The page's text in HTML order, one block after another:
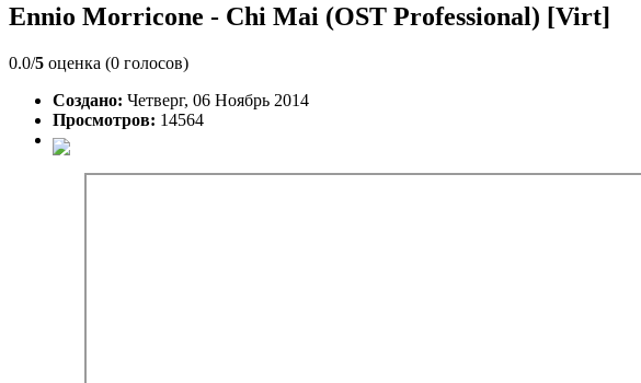
Ennio Morricone - Chi Mai (OST Professional) [Virt]
0.0/5 оценка (0 голосов)
Создано: Четверг, 06 Ноябрь 2014
Просмотров: 14564